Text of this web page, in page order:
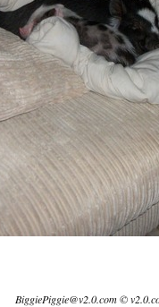
BiggiePiggie@v2.0.com ©